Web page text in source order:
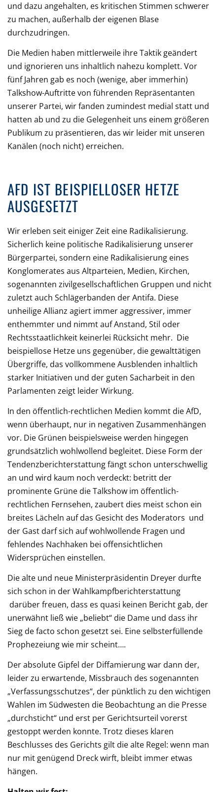
und dazu angehalten, es kritischen Stimmen schwerer
zu machen, außerhalb der eigenen Blase
durchzudringen.
Die Medien haben mittlerweile ihre Taktik geändert
und ignorieren uns inhaltlich nahezu komplett. Vor
fünf Jahren gab es noch (wenige, aber immerhin)
Talkshow-Auftritte von führenden Repräsentanten
unserer Partei, wir fanden zumindest medial statt und
hatten ab und zu die Gelegenheit uns einem größeren
Publikum zu präsentieren, das wir leider mit unseren
Kanälen (noch nicht) erreichen.
AFD IST BEISPIELLOSER HETZE
AUSGESETZT
Wir erleben seit einiger Zeit eine Radikalisierung.
Sicherlich keine politische Radikalisierung unserer
Bürgerpartei, sondern eine Radikalisierung eines
Konglomerates aus Altparteien, Medien, Kirchen,
sogenannten zivilgesellschaftlichen Gruppen und nicht
zuletzt auch Schlägerbanden der Antifa. Diese
unheilige Allianz agiert immer aggressiver, immer
enthemmter und nimmt auf Anstand, Stil oder
Rechtsstaatlichkeit keinerlei Rücksicht mehr. Die
beispiellose Hetze uns gegenüber, die gewalttätigen
Übergriffe, das vollkommene Ausblenden inhaltlich
starker Initiativen und der guten Sacharbeit in den
Parlamenten zeigt leider Wirkung.
In den öffentlich-rechtlichen Medien kommt die AfD,
wenn überhaupt, nur in negativen Zusammenhängen
vor. Die Grünen beispielsweise werden hingegen
grundsätzlich wohlwollend begleitet. Diese Form der
Tendenzberichterstattung fängt schon unterschwellig
an und wird kaum noch verdeckt: betritt der
prominente Grüne die Talkshow im öffentlich-
rechtlichen Fernsehen, zaubert dies meist schon ein
breites Lächeln auf das Gesicht des Moderators und
der Gast darf sich auf wohlwollende Fragen und
fehlendes Nachhaken bei offensichtlichen
Widersprüchen einstellen.
Die alte und neue Ministerpräsidentin Dreyer durfte
sich schon in der Wahlkampfberichterstattung
darüber freuen, dass es quasi keinen Bericht gab, der
unerwähnt ließ wie „beliebt“ die Dame und dass ihr
Sieg de facto schon gesetzt sei. Eine selbsterfüllende
Prophezeiung wie mir scheint….
Der absolute Gipfel der Diffamierung war dann der,
leider zu erwartende, Missbrauch des sogenannten
„Verfassungsschutzes“, der pünktlich zu den wichtigen
Wahlen im Südwesten die Beobachtung an die Presse
„durchsticht“ und erst per Gerichtsurteil vorerst
gestoppt werden konnte. Trotz dieses klaren
Beschlusses des Gerichts gilt die alte Regel: wenn man
nur mit genügend Dreck wirft, bleibt immer etwas
hängen.